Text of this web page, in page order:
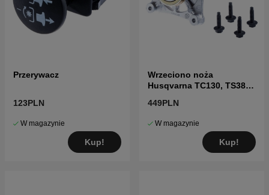
Przerywacz
123PLN
W magazynie
Kup!
Wrzeciono noża
Husqvarna TC130, TS38,
inne
449PLN
W magazynie
Kup!